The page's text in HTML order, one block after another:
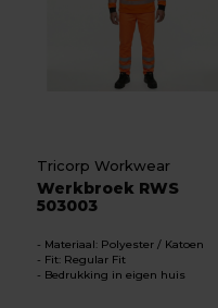
Tricorp Workwear
Werkbroek RWS
503003
Materiaal: Polyester / Katoen
Fit: Regular Fit
Bedrukking in eigen huis